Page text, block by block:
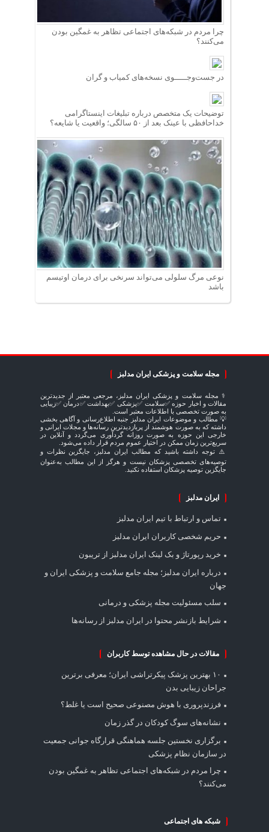
چرا مردم در شبکه‌های اجتماعی تظاهر به غمگین بودن
می‌کنند؟
در جست‌وجـــــوی نسخه‌های کمیاب و گران
توضیحات یک متخصص درباره تبلیغات اینستاگرامی
خداحافظی با عینک بعد از ۵۰ سالگی؛ واقعیت یا شایعه؟
نوعی مرگ سلولی می‌تواند سرنخی برای درمان اوتیسم
باشد
مجله سلامت و پزشکی ایران مدلبز
⚕️ مجله سلامت و پزشکی ایران مدلبز، مرجعی معتبر از جدیدترین
مقالات و اخبار حوزه ✅سلامت ✅پزشکی ✅بهداشت ✅درمان ✅زیبایی
به صورت تخصصی با اطلاعات معتبر است.
💡 مطالب و موضوعات ایران مدلبز جنبه اطلاع‌رسانی و آگاهی بخشی
داشته که به صورت هوشمند از پربازدیدترین رسانه‌ها و مجلات ایرانی و
خارجی این حوزه به صورت روزانه گردآوری می‌گردد و آنلاین در
سریع‌ترین زمان ممکن در اختیار عموم مردم قرار داده می‌شود.
⚠️ توجه داشته باشید که مطالب ایران مدلبز، جایگزین نظرات و
توصیه‌های تخصصی پزشکان نیست و هرگز از این مطالب به‌عنوان
جایگزین توصیه پزشکان استفاده نکنید.
ایران مدلبز
تماس و ارتباط با تیم ایران مدلبز
حریم شخصی کاربران ایران مدلبز
خرید رپورتاژ و بک لینک ایران مدلبز از تریبون
درباره ایران مدلبز؛ مجله جامع سلامت و پزشکی ایران و
جهان
سلب مسئولیت مجله پزشکی و درمانی
شرایط بازنشر محتوا در ایران مدلبز از رسانه‌ها
مقالات در حال مشاهده توسط کاربران
۱۰ بهترین پزشک پیکرتراشی ایران؛ معرفی برترین
جراحان زیبایی بدن
فرزندپروری با هوش مصنوعی صحیح است یا غلط؟
نشانه‌های سوگ کودکان در گذر زمان
برگزاری نخستین جلسه هماهنگی قرارگاه جوانی جمعیت
در سازمان نظام پزشکی
چرا مردم در شبکه‌های اجتماعی تظاهر به غمگین بودن
می‌کنند؟
شبکه های اجتماعی